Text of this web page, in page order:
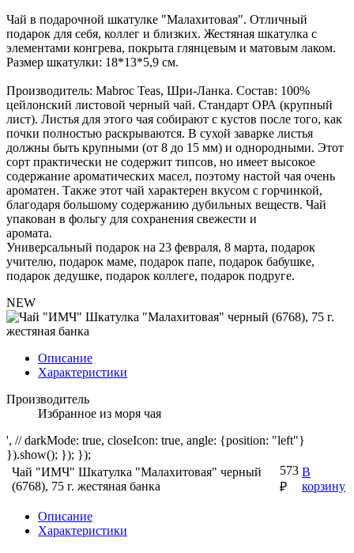
Чай в подарочной шкатулке "Малахитовая". Отличный
подарок для себя, коллег и близких. Жестяная шкатулка с
элементами конгрева, покрыта глянцевым и матовым лаком.
Размер шкатулки: 18*13*5,9 см.
Производитель: Mabroc Teas, Шри-Ланка. Состав: 100%
цейлонский листовой черный чай. Стандарт ОРА (крупный
лист). Листья для этого чая собирают с кустов после того, как
почки полностью раскрываются. В сухой заварке листья
должны быть крупными (от 8 до 15 мм) и однородными. Этот
сорт практически не содержит типсов, но имеет высокое
содержание ароматических масел, поэтому настой чая очень
ароматен. Также этот чай характерен вкусом с горчинкой,
благодаря большому содержанию дубильных веществ. Чай
упакован в фольгу для сохранения свежести и
аромата.
Универсальный подарок на 23 февраля, 8 марта, подарок
учителю, подарок маме, подарок папе, подарок бабушке,
подарок дедушке, подарок коллеге, подарок подруге.
NEW
Описание
Характеристики
Производитель
Избранное из моря чая
', // darkMode: true, closeIcon: true, angle: {position: "left"}
}).show(); }); });
Чай "ИМЧ" Шкатулка "Малахитовая" черный
(6768), 75 г. жестяная банка
573
₽
В
корзину
Описание
Характеристики